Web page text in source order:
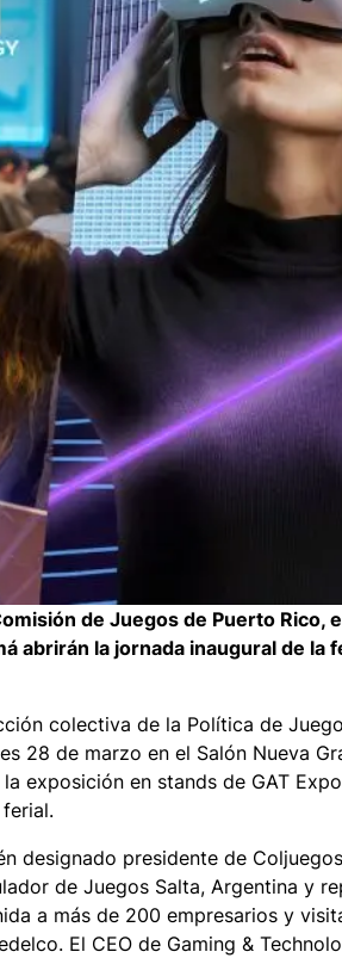
de Juegos de Puerto Rico,
abrirán la jornada inaugural de la
colectiva de la Política de
28 de marzo en el Salón Nueva
exposición en stands de GAT
designado presidente de
de Juegos Salta, Argentina y
a más de 200 empresarios y
El CEO de Gaming &